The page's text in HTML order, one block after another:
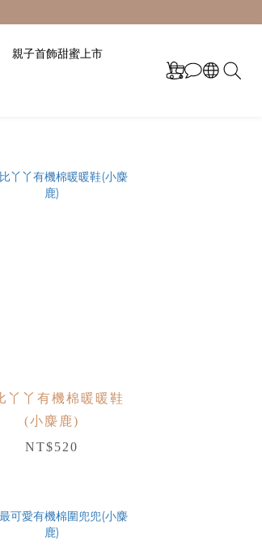
親子首飾甜蜜上市
丫丫有機棉暖暖鞋
(小麋鹿)
NT$520